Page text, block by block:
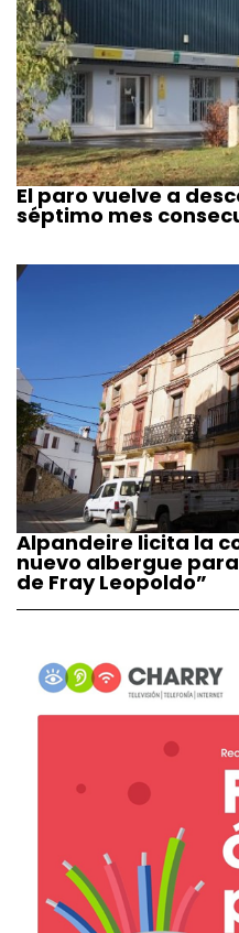
El paro vuelve a
séptimo mes
Alpandeire licita la
nuevo albergue
de Fray Leopoldo”